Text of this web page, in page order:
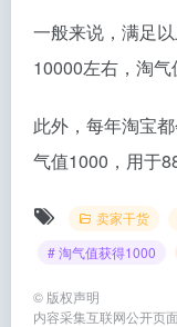
一般来说，满足
10000左右，淘气
此外，每年淘宝
气值1000，用于
卖家干货
# 淘气值获得1000
© 版权声明
内容采集互联网公开页